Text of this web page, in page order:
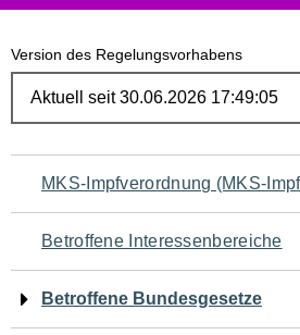
Version des Regelungsvorhabens
Navigation
für
den
Seiteninhalt
MKS-Impfverordnung (MKS-
Betroffene Interessenbereiche
Betroffene Bundesgesetze